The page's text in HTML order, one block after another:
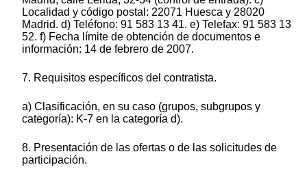
Localidad y código postal: 22071 Huesca y 28020
Madrid. d) Teléfono: 91 583 13 41. e) Telefax: 91 583 13
52. f) Fecha límite de obtención de documentos e
información: 14 de febrero de 2007.
7. Requisitos específicos del contratista.
a) Clasificación, en su caso (grupos, subgrupos y
categoría): K-7 en la categoría d).
8. Presentación de las ofertas o de las solicitudes de
participación.